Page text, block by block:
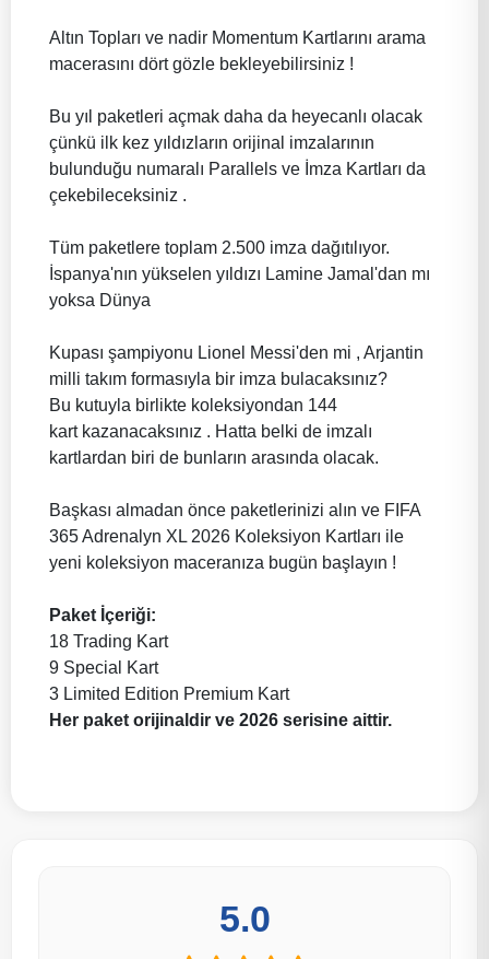
Altın Topları ve nadir Momentum Kartlarını arama
macerasını dört gözle bekleyebilirsiniz !
Bu yıl paketleri açmak daha da heyecanlı olacak
çünkü ilk kez yıldızların orijinal imzalarının
bulunduğu numaralı Parallels ve İmza Kartları da
çekebileceksiniz .
Tüm paketlere toplam 2.500 imza dağıtılıyor.
İspanya'nın yükselen yıldızı Lamine Jamal'dan mı
yoksa Dünya
Kupası şampiyonu Lionel Messi'den mi , Arjantin
milli takım formasıyla bir imza bulacaksınız?
Bu kutuyla birlikte koleksiyondan 144
kart kazanacaksınız . Hatta belki de imzalı
kartlardan biri de bunların arasında olacak.
Başkası almadan önce paketlerinizi alın ve FIFA
365 Adrenalyn XL 2026 Koleksiyon Kartları ile
yeni koleksiyon maceranıza bugün başlayın !
Paket İçeriği:
18 Trading Kart
9 Special Kart
3 Limited Edition Premium Kart
Her paket orijinaldir ve 2026 serisine aittir.
5.0